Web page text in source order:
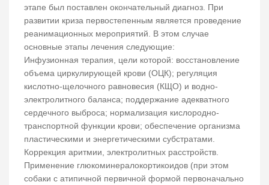
этапе был поставлен окончательный диагноз. При
развитии криза первостепенным является проведение
реанимационных мероприятий. В этом случае
основные этапы лечения следующие:
Инфузионная терапия, цели которой: восстановление
объема циркулирующей крови (ОЦК); регуляция
кислотно-щелочного равновесия (КЩО) и водно-
электролитного баланса; поддержание адекватного
сердечного выброса; нормализация кислородно-
транспортной функции крови; обеспечение организма
пластическими и энергетическими субстратами.
Коррекция аритмии, электролитных расстройств.
Применение глюкоминералокортикоидов (при этом
собаки с атипичной первичной формой первоначально